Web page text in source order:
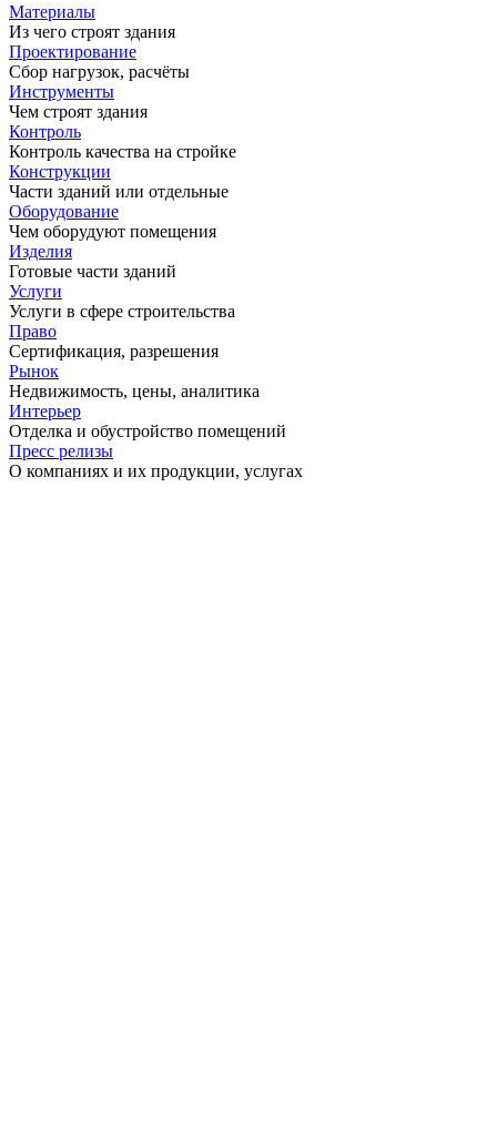
Материалы
Из чего строят здания
Проектирование
Сбор нагрузок, расчёты
Инструменты
Чем строят здания
Контроль
Контроль качества на стройке
Конструкции
Части зданий или отдельные
Оборудование
Чем оборудуют помещения
Изделия
Готовые части зданий
Услуги
Услуги в сфере строительства
Право
Сертификация, разрешения
Рынок
Недвижимость, цены, аналитика
Интерьер
Отделка и обустройство помещений
Пресс релизы
О компаниях и их продукции, услугах